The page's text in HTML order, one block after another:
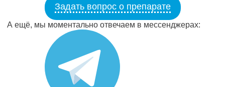
Задать вопрос о препарате
А ещё, мы моментально отвечаем в мессенджерах: